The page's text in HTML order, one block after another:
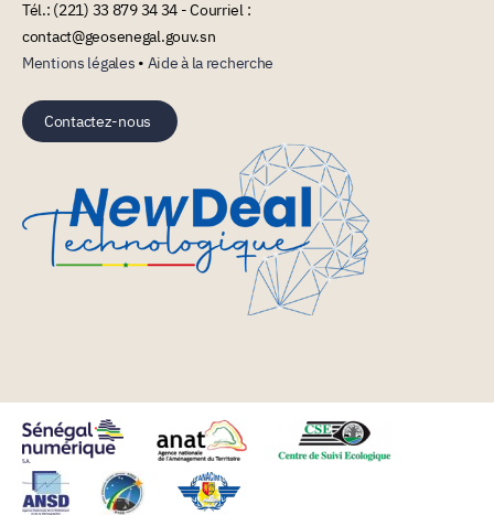
Tél.: (221) 33 879 34 34 - Courriel :
contact@geosenegal.gouv.sn
Mentions légales • Aide à la recherche
Contactez-nous